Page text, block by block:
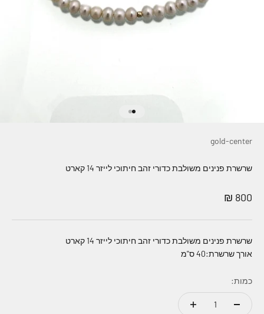
gold-center
שרשרת פנינים משולבת כדורי זהב חיתוכי לייזר 14 קארט
מחיר מבצע
800 ₪
שרשרת פנינים משולבת כדורי זהב חיתוכי לייזר 14 קארט
אורך שרשרת:40 ס"מ
כמות: